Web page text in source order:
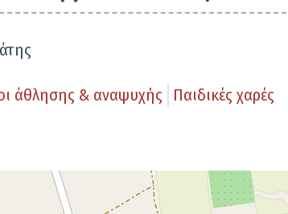
άθλησης & αναψυχής Παιδικές χαρές